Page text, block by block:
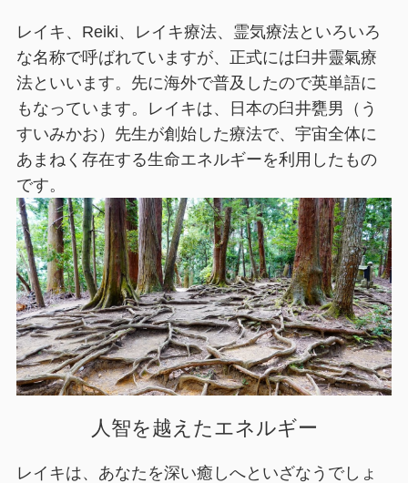
レイキ、Reiki、レイキ療法、霊気療法といろいろ
な名称で呼ばれていますが、正式には臼井靈氣療
法といいます。先に海外で普及したので英単語に
もなっています。レイキは、日本の臼井甕男（う
すいみかお）先生が創始した療法で、宇宙全体に
あまねく存在する生命エネルギーを利用したもの
です。
人智を越えたエネルギー
レイキは、あなたを深い癒しへといざなうでしょ